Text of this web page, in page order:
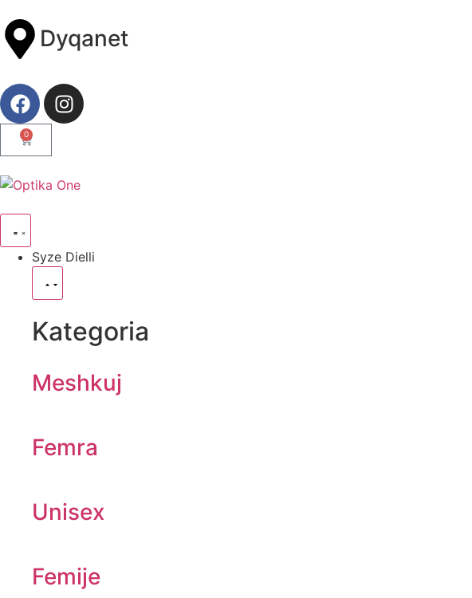
Dyqanet
0
Syze Dielli
Kategoria
Meshkuj
Femra
Unisex
Femije